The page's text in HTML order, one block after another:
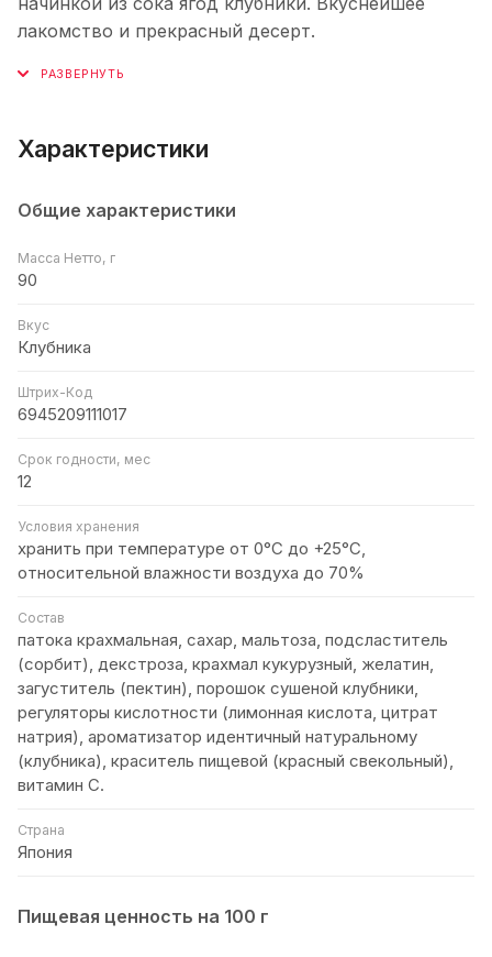
лакомство и прекрасный десерт.
Характеристики
Общие характеристики
Масса Нетто, г
90
Вкус
Клубника
Штрих-Код
6945209111017
Срок годности, мес
12
Условия хранения
хранить при температуре от 0°C до +25°C,
относительной влажности воздуха до 70%
Состав
патока крахмальная, сахар, мальтоза, подсластитель
(сорбит), декстроза, крахмал кукурузный, желатин,
загуститель (пектин), порошок сушеной клубники,
регуляторы кислотности (лимонная кислота, цитрат
натрия), ароматизатор идентичный натуральному
(клубника), краситель пищевой (красный свекольный),
витамин С.
Страна
Япония
Пищевая ценность на 100 г